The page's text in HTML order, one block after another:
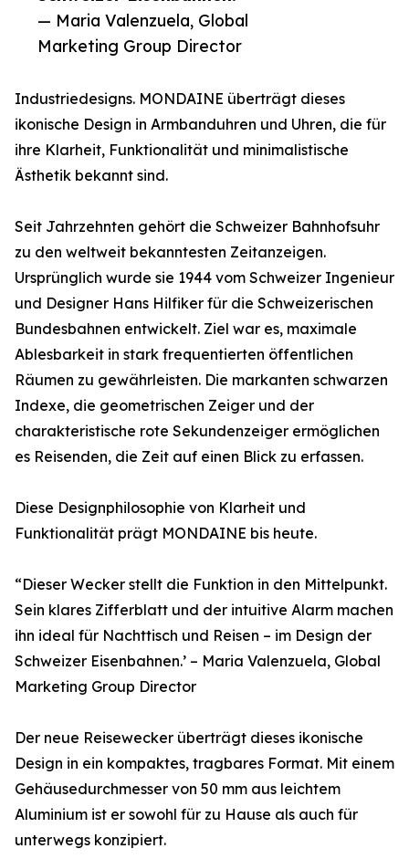
— Maria Valenzuela, Global
Marketing Group Director
Industriedesigns. MONDAINE überträgt dieses
ikonische Design in Armbanduhren und Uhren, die für
ihre Klarheit, Funktionalität und minimalistische
Ästhetik bekannt sind.
Seit Jahrzehnten gehört die Schweizer Bahnhofsuhr
zu den weltweit bekanntesten Zeitanzeigen.
Ursprünglich wurde sie 1944 vom Schweizer Ingenieur
und Designer Hans Hilfiker für die Schweizerischen
Bundesbahnen entwickelt. Ziel war es, maximale
Ablesbarkeit in stark frequentierten öffentlichen
Räumen zu gewährleisten. Die markanten schwarzen
Indexe, die geometrischen Zeiger und der
charakteristische rote Sekundenzeiger ermöglichen
es Reisenden, die Zeit auf einen Blick zu erfassen.
Diese Designphilosophie von Klarheit und
Funktionalität prägt MONDAINE bis heute.
“Dieser Wecker stellt die Funktion in den Mittelpunkt.
Sein klares Zifferblatt und der intuitive Alarm machen
ihn ideal für Nachttisch und Reisen – im Design der
Schweizer Eisenbahnen.’ – Maria Valenzuela, Global
Marketing Group Director
Der neue Reisewecker überträgt dieses ikonische
Design in ein kompaktes, tragbares Format. Mit einem
Gehäusedurchmesser von 50 mm aus leichtem
Aluminium ist er sowohl für zu Hause als auch für
unterwegs konzipiert.